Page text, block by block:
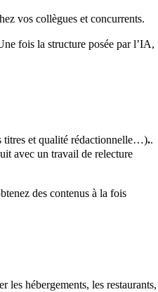
vos collègues et concurrents.
fois la structure posée par l’IA,
titres et qualité rédactionnelle…)..
avec un travail de relecture
des contenus à la fois
les hébergements, les restaurants,